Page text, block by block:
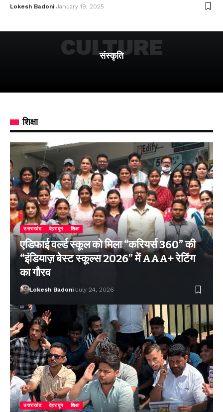
Lokesh Badoni January 19, 2025
संस्कृति
CULTURE
शिक्षा
उत्तराखंड देहरादून शिक्षा
एडिफाई वर्ल्ड स्कूल को मिला “करियर्स 360” की
“इंडियाज़ बेस्ट स्कूल्स 2026” में AAA+ रेटिंग
का गौरव
Lokesh Badoni July 24, 2026
उत्तराखंड देहरादून शिक्षा